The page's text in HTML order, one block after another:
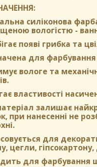
силіконова
вологістю -
появі грибка та
для фарбування
вологе та
властивості
залишає
при нанесенні не
для
цегли,
для фарбування